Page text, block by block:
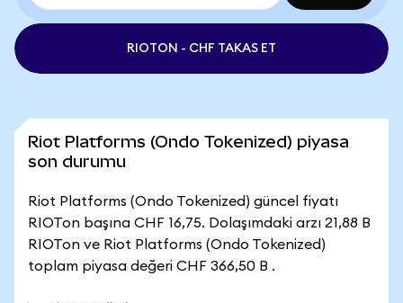
RIOTON - CHF TAKAS ET
Riot Platforms (Ondo Tokenized) piyasa
son durumu
Riot Platforms (Ondo Tokenized) güncel fiyatı
RIOTon başına CHF 16,75. Dolaşımdaki arzı 21,88 B
RIOTon ve Riot Platforms (Ondo Tokenized)
toplam piyasa değeri CHF 366,50 B .